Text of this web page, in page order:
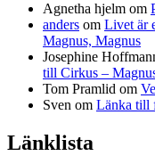
Agnetha hjelm om
anders om Livet är
Magnus, Magnus
Josephine
till Cirkus –
Tom Pramlid om
Sven om Länka till
Länklista